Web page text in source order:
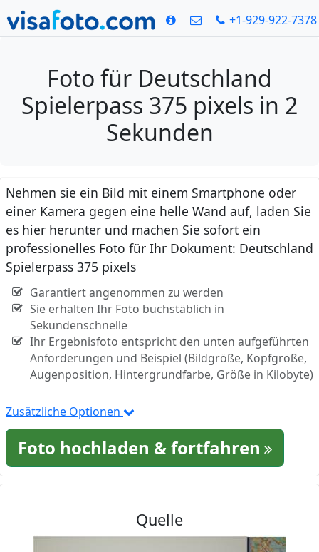
+1-929-922-7378
Foto für Deutschland
Spielerpass 375 pixels in 2
Sekunden
Nehmen sie ein Bild mit einem Smartphone oder
einer Kamera gegen eine helle Wand auf, laden Sie
es hier herunter und machen Sie sofort ein
professionelles Foto für Ihr Dokument: Deutschland
Spielerpass 375 pixels
Garantiert angenommen zu werden
Sie erhalten Ihr Foto buchstäblich in
Sekundenschnelle
Ihr Ergebnisfoto entspricht den unten aufgeführten
Anforderungen und Beispiel (Bildgröße, Kopfgröße,
Augenposition, Hintergrundfarbe, Größe in Kilobyte)
Zusätzliche Optionen
Foto hochladen & fortfahren
Quelle